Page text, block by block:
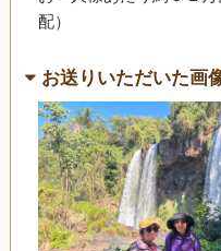
配）
お送りいただいた画